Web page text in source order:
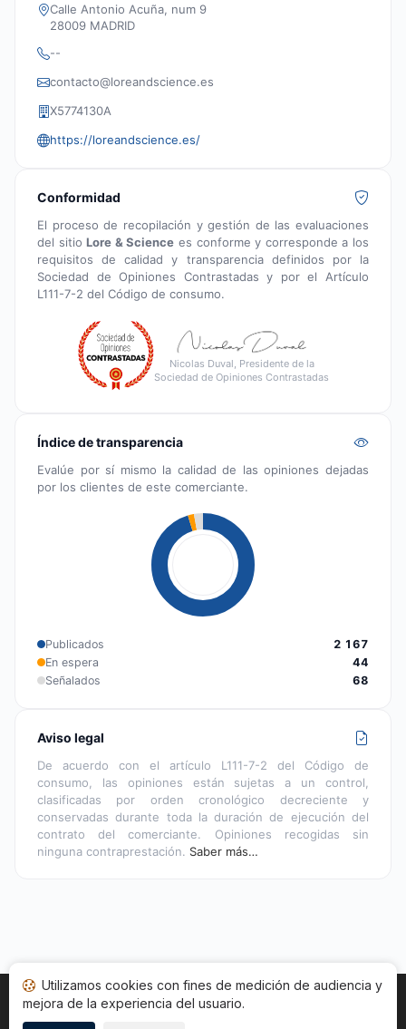
Calle Antonio Acuña, num 9
28009 MADRID
--
contacto@loreandscience.es
X5774130A
https://loreandscience.es/
Conformidad
El proceso de recopilación y gestión de las evaluaciones
del sitioLore & Science es conforme y corresponde a los
requisitos de calidad y transparencia definidos por la
Sociedad de Opiniones Contrastadas y por el Artículo
L111-7-2 del Código de consumo.
Nicolas Duval, Presidente de la
Sociedad de Opiniones Contrastadas
Índice de transparencia
Evalúe por sí mismo la calidad de las opiniones dejadas
por los clientes de este comerciante.
Publicados
2 167
En espera
44
Señalados
68
Aviso legal
De acuerdo con el artículo L111-7-2 del Código de
consumo, las opiniones están sujetas a un control,
clasificadas por orden cronológico decreciente y
conservadas durante toda la duración de ejecución del
contrato del comerciante. Opiniones recogidas sin
ninguna contraprestación. Saber más…
Inicio Estado opiniones Categorías
Utilizamos cookies con fines de medición de audiencia y
mejora de la experiencia del usuario.